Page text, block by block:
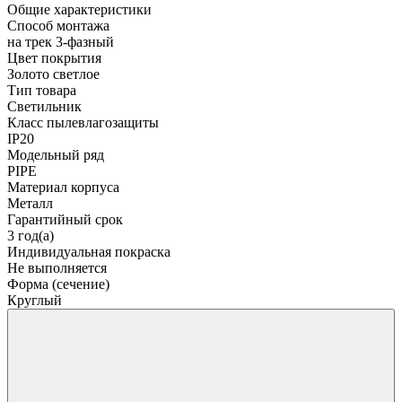
Общие характеристики
Способ монтажа
на трек 3-фазный
Цвет покрытия
Золото светлое
Тип товара
Светильник
Класс пылевлагозащиты
IP20
Модельный ряд
PIPE
Материал корпуса
Металл
Гарантийный срок
3 год(а)
Индивидуальная покраска
Не выполняется
Форма (сечение)
Круглый